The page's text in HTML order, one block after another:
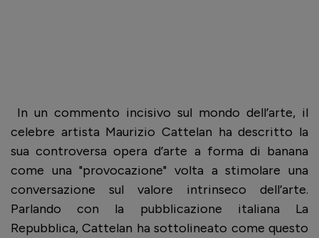
In un commento incisivo sul mondo dell’arte, il
celebre artista Maurizio Cattelan ha descritto la
sua controversa opera d’arte a forma di banana
come una "provocazione" volta a stimolare una
conversazione sul valore intrinseco dell’arte.
Parlando con la pubblicazione italiana La
Repubblica, Cattelan ha sottolineato come questo